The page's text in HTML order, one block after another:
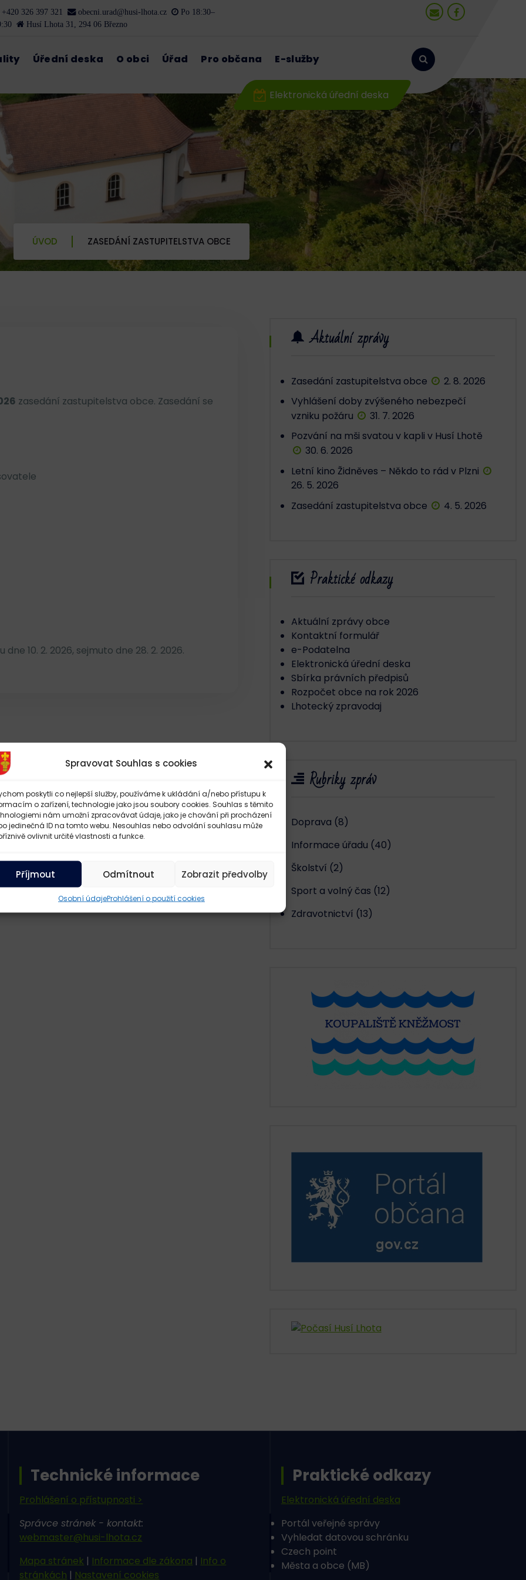
Spravovat Souhlas s cookies
poskytli co nejlepší služby, používáme k ukládání a/nebo přístupu k
o zařízení, technologie jako jsou soubory cookies. Souhlas s těmito
nám umožní zpracovávat údaje, jako je chování při procházení
jedinečná ID na tomto webu. Nesouhlas nebo odvolání souhlasu může
ovlivnit určité vlastnosti a funkce.
Příjmout Odmítnout Zobrazit předvolby
Osobní údajeProhlášení o použití cookies
+420 326 397 321 obecni.urad@husi-lhota.cz
Po 18:30–
Husí Lhota 31, 294 06 Březno
Úřední deska O obci Úřad Pro občana E-služby
Elektronická úřední deska
ÚVOD ZASEDÁNÍ ZASTUPITELSTVA OBCE
zasedání zastupitelstva obce. Zasedání se
10. 2. 2026, sejmuto dne 28. 2. 2026.
Aktuální zprávy
Zasedání zastupitelstva obce
2. 8. 2026
Vyhlášení doby zvýšeného nebezpečí
vzniku požáru
31. 7. 2026
Pozvání na mši svatou v kapli v Husí Lhotě
30. 6. 2026
Letní kino Židněves – Někdo to rád v Plzni
26. 5. 2026
Zasedání zastupitelstva obce
4. 5. 2026
Praktické odkazy
Aktuální zprávy obce
Kontaktní formulář
e-Podatelna
Elektronická úřední deska
Sbírka právních předpisů
Rozpočet obce na rok 2026
Lhotecký zpravodaj
Rubriky zpráv
Doprava (8)
Informace úřadu (40)
Školství (2)
Sport a volný čas (12)
Zdravotnictví (13)
Technické informace
Prohlášení o přístupnosti >
Správce stránek - kontakt:
webmaster@husi-lhota.cz
Mapa stránek | Informace dle zákona | Info o
stránkách | Nastavení cookies
Praktické odkazy
Elektronická úřední deska
Portál veřejné správy
Vyhledat datovou schránku
Czech point
Města a obce (MB)